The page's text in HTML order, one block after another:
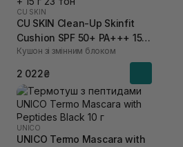
CU SKIN
CU SKIN Clean-Up Skinfit
Cushion SPF 50+ PA+++ 15 г
+ 15 г 23 тон
Кушон зі змінним блоком
2 022₴
UNICO
UNICO Termo Mascara with